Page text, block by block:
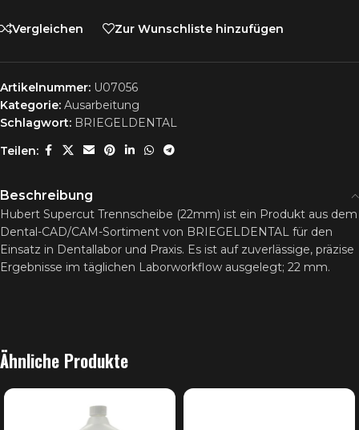
Vergleichen Zur Wunschliste hinzufügen
Artikelnummer: U07056
Kategorie: Ausarbeitung
Schlagwort: BRIEGELDENTAL
Teilen:
Beschreibung
Hubert Supercut Trennscheibe (22mm) ist ein Produkt aus dem
Dental-CAD/CAM-Sortiment von BRIEGELDENTAL für den
Einsatz in Dentallabor und Praxis. Es ist auf zuverlässige, präzise
Ergebnisse im täglichen Laborworkflow ausgelegt; 22 mm.
Ähnliche Produkte